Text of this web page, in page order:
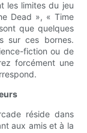
les limites du jeu
Dead », « Time
que quelques
sur ces bornes.
fiction ou de
forcément une
réside dans
aux amis et à la